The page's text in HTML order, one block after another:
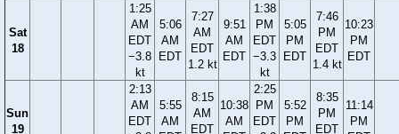
Sat
18
1:25
AM
EDT
−3.8
kt
5:06
AM
EDT
7:27
AM
EDT
1.2 kt
9:51
AM
EDT
1:38
PM
EDT
−3.3
kt
5:05
PM
EDT
7:46
PM
EDT
1.4 kt
10:23
PM
EDT
Sun
19
2:13
AM
EDT
5:55
AM
8:15
AM
EDT
10:38
AM
2:25
PM
EDT
5:52
PM
8:35
PM
EDT
11:14
PM